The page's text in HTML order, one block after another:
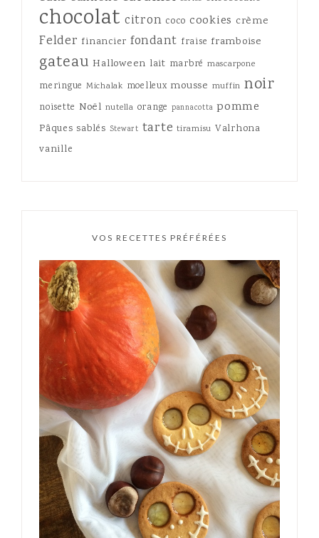
chocolat citron coco cookies crème
Felder financier fondant fraise framboise
gateau Halloween lait marbré mascarpone
meringue Michalak moelleux mousse muffin noir
noisette Noël nutella orange pannacotta pomme
Pâques sablés Stewart tarte tiramisu Valrhona
vanille
VOS RECETTES PRÉFÉRÉES